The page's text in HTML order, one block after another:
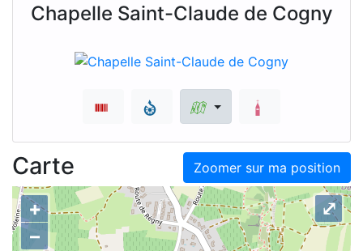
Chapelle Saint-Claude de Cogny
Zoomer sur ma position
Carte
+
–
⤢